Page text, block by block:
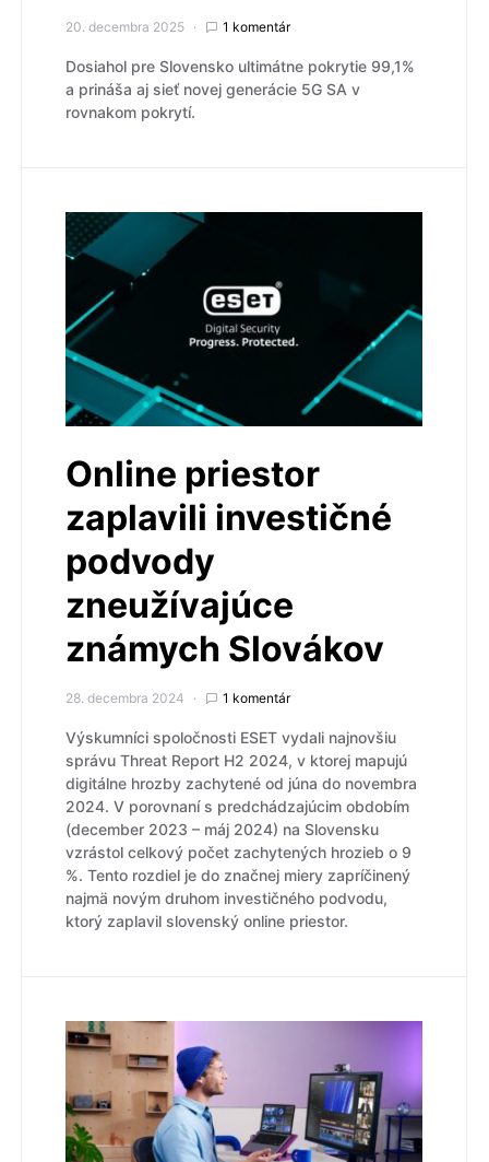
20. decembra 2025 1 komentár
Dosiahol pre Slovensko ultimátne pokrytie 99,1%
a prináša aj sieť novej generácie 5G SA v
rovnakom pokrytí.
Online priestor
zaplavili investičné
podvody
zneužívajúce
známych Slovákov
28. decembra 2024 1 komentár
Výskumníci spoločnosti ESET vydali najnovšiu
správu Threat Report H2 2024, v ktorej mapujú
digitálne hrozby zachytené od júna do novembra
2024. V porovnaní s predchádzajúcim obdobím
(december 2023 – máj 2024) na Slovensku
vzrástol celkový počet zachytených hrozieb o 9
%. Tento rozdiel je do značnej miery zapríčinený
najmä novým druhom investičného podvodu,
ktorý zaplavil slovenský online priestor.